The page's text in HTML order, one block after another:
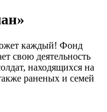
каждый! Фонд
свою деятельность
находящихся на
раненых и семей